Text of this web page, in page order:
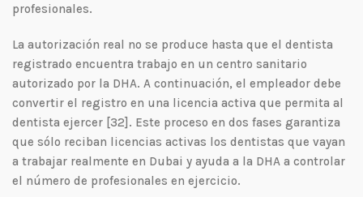
profesionales.
La autorización real no se produce hasta que el dentista
registrado encuentra trabajo en un centro sanitario
autorizado por la DHA. A continuación, el empleador debe
convertir el registro en una licencia activa que permita al
dentista ejercer [32]. Este proceso en dos fases garantiza
que sólo reciban licencias activas los dentistas que vayan
a trabajar realmente en Dubai y ayuda a la DHA a controlar
el número de profesionales en ejercicio.